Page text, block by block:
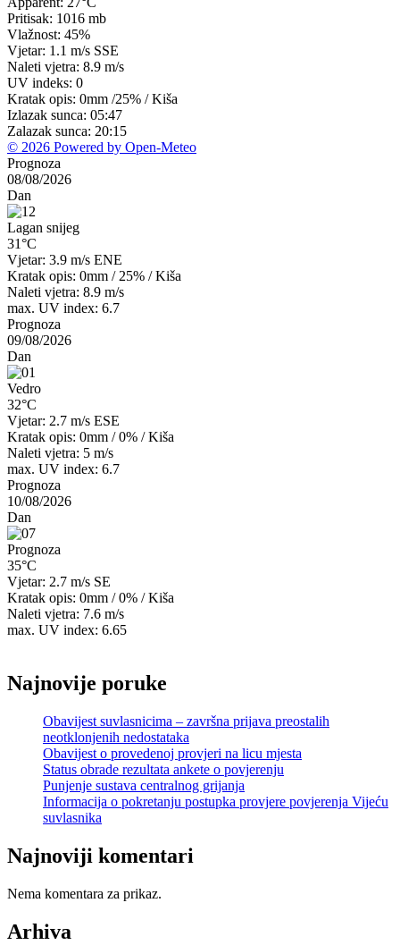
Pritisak: 1016 mb
Vlažnost: 45%
Vjetar: 1.1 m/s SSE
Naleti vjetra: 8.9 m/s
UV indeks: 0
Kratak opis: 0mm /25% /Kiša
Izlazak sunca: 05:47
Zalazak sunca: 20:15
© 2026 Powered by Open-Meteo
Prognoza
08/08/2026
Dan
Lagan snijeg
31°C
Vjetar: 3.9 m/s ENE
Kratak opis: 0mm / 25% /Kiša
Naleti vjetra: 8.9 m/s
max. UV index: 6.7
Prognoza
09/08/2026
Dan
Vedro
32°C
Vjetar: 2.7 m/s ESE
Kratak opis: 0mm /0% /Kiša
Naleti vjetra: 5 m/s
max. UV index: 6.7
Prognoza
10/08/2026
Dan
Prognoza
35°C
Vjetar: 2.7 m/s SE
Kratak opis: 0mm /0% /Kiša
Naleti vjetra: 7.6 m/s
max. UV index: 6.65
Najnovije poruke
Obavijest suvlasnicima – završna prijava preostalih
neotklonjenih nedostataka
Obavijest o provedenoj provjeri na licu mjesta
Status obrade rezultata ankete o povjerenju
Punjenje sustava centralnog grijanja
Informacija o pokretanju postupka provjere povjerenja Vijeću
suvlasnika
Najnoviji komentari
Nema komentara za prikaz.
Arhiva